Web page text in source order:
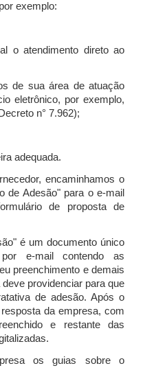
exemplo:
atendimento direto ao
de sua área de atuação
eletrônico, por exemplo,
n° 7.962);
adequada.
encaminhamos o
de Adesão" para o e-mail
de proposta de
é um documento único
e-mail contendo as
preenchimento e demais
providenciar para que
de adesão. Após o
da empresa, com
e restante das
os guias sobre o